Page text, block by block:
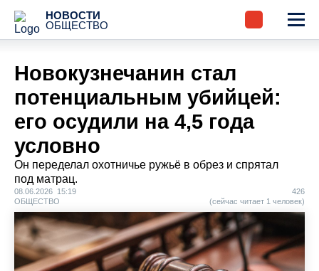
НОВОСТИ
ОБЩЕСТВО
Новокузнечанин стал
потенциальным убийцей:
его осудили на 4,5 года
условно
Он переделал охотничье ружьё в обрез и спрятал
под матрац.
08.06.2026 15:19
ОБЩЕСТВО
426
(сейчас читает 1 человек)